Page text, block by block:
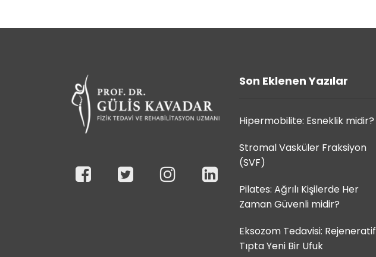
Son Eklenen Yazılar
Hipermobilite: Esneklik midir?
Stromal Vasküler Fraksiyon
(SVF)
Pilates: Ağrılı Kişilerde Her
Zaman Güvenli midir?
Eksozom Tedavisi: Rejeneratif
Tıpta Yeni Bir Ufuk